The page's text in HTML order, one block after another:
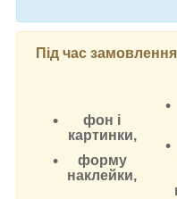
Під час
фон і
картинки,
форму
наклейки,